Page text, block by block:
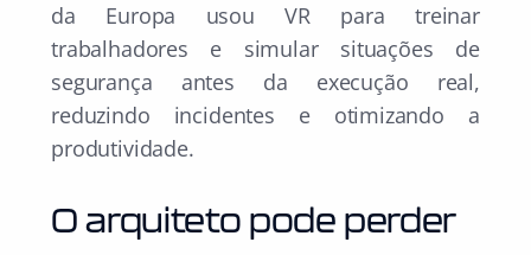
da Europa usou VR para treinar
trabalhadores e simular situações de
segurança antes da execução real,
reduzindo incidentes e otimizando a
produtividade.
O arquiteto pode perder